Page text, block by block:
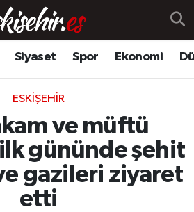
Siyaset Spor Ekonomi
ESKIŞEHIR
ve müftü
ilk gününde şehit
gazileri ziyaret
etti